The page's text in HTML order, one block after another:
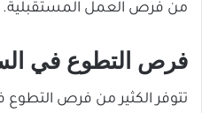
من فرص العمل المستقبلية.
فرص التطوع في
تتوفر الكثير من فرص التطوع